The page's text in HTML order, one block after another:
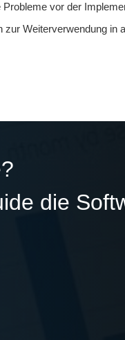
vor der
Weiterverwendung in
die